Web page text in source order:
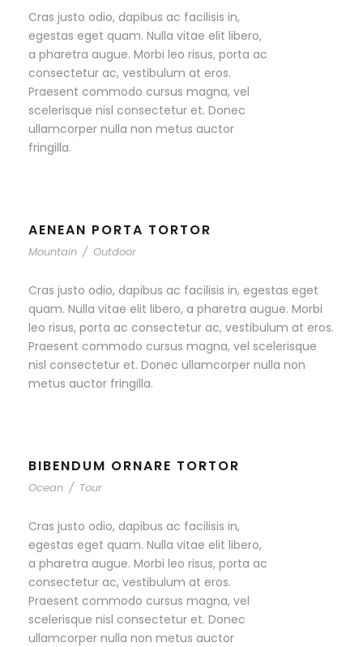
Cras justo odio, dapibus ac facilisis in,
egestas eget quam. Nulla vitae elit libero,
a pharetra augue. Morbi leo risus, porta ac
consectetur ac, vestibulum at eros.
Praesent commodo cursus magna, vel
scelerisque nisl consectetur et. Donec
ullamcorper nulla non metus auctor
fringilla.
AENEAN PORTA TORTOR
Mountain / Outdoor
Cras justo odio, dapibus ac facilisis in, egestas eget
quam. Nulla vitae elit libero, a pharetra augue. Morbi
leo risus, porta ac consectetur ac, vestibulum at eros.
Praesent commodo cursus magna, vel scelerisque
nisl consectetur et. Donec ullamcorper nulla non
metus auctor fringilla.
BIBENDUM ORNARE TORTOR
Ocean / Tour
Cras justo odio, dapibus ac facilisis in,
egestas eget quam. Nulla vitae elit libero,
a pharetra augue. Morbi leo risus, porta ac
consectetur ac, vestibulum at eros.
Praesent commodo cursus magna, vel
scelerisque nisl consectetur et. Donec
ullamcorper nulla non metus auctor